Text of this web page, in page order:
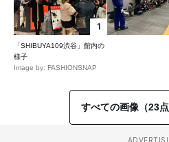
1
「SHIBUYA109渋谷」館内の
様子
Image by: FASHIONSNAP
すべての画像（23